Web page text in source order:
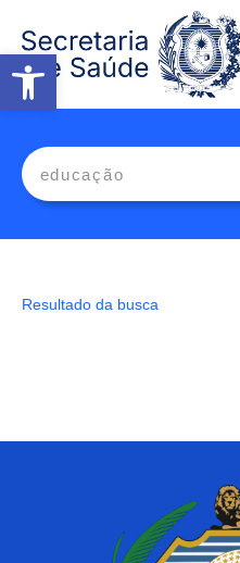
Abrir a barra
Resultado da busca